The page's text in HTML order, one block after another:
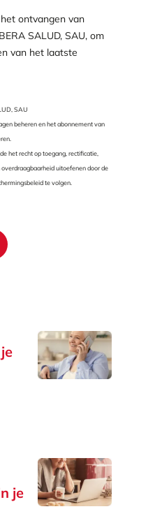
ontvangen van
SALUD, SAU, om
van het laatste
SAU
beheren en het abonnement van
het recht op toegang, rectificatie,
uitoefenen door de
te volgen.
je